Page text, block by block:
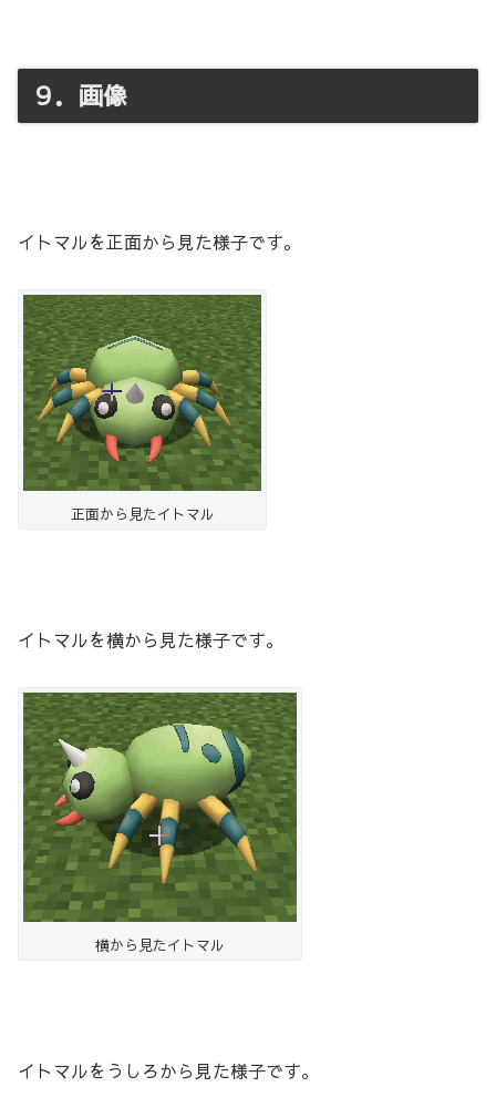
９．画像
イトマルを正面から見た様子です。
正面から見たイトマル
イトマルを横から見た様子です。
横から見たイトマル
イトマルをうしろから見た様子です。